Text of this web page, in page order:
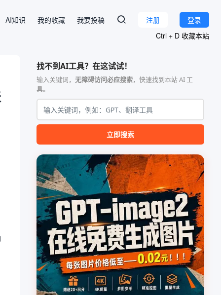
登录
注册
AI知识 我的收藏
我要投稿
Ctrl + D 收藏本站
找不到AI工具？在这试试！
输入关键词， 无障碍访问必应搜索，快速找到本站 AI 工
具。
立即搜索